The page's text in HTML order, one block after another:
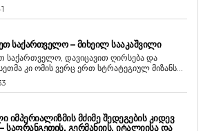
ᲡᲐᲥᲐᲠᲗᲕᲔᲚᲝ – ᲛᲘᲮᲔᲘᲚ ᲡᲐᲐᲙᲐᲨᲕᲘᲚᲘ
საქართველო, დავიცავით ღირსება და
კი ომის ვერც ერთ სტრატეგიულ მიზანს...
ᲘᲛᲞᲔᲠᲘᲐᲚᲘᲖᲛᲘᲡ ᲛᲫᲘᲛᲔ ᲨᲔᲓᲔᲒᲔᲑᲘᲡ ᲙᲘᲓᲔᲕ
ᲡᲐᲤᲠᲐᲜᲒᲔᲗᲘᲡ, ᲒᲔᲠᲛᲐᲜᲘᲘᲡ, ᲘᲢᲐᲚᲘᲘᲡᲐ ᲓᲐ